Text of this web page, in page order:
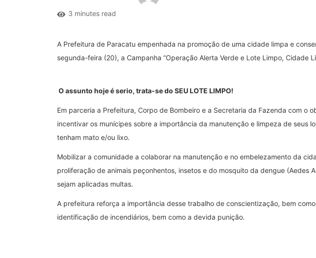
3 minutes read
A Prefeitura de Paracatu empenhada na promoção de uma cidade limpa e
segunda-feira (20), a Campanha “Operação Alerta Verde e Lote Limpo, Cidade
O assunto hoje é serio, trata-se do SEU LOTE LIMPO!
Em parceria a Prefeitura, Corpo de Bombeiro e a Secretaria da Fazenda com o
incentivar os munícipes sobre a importância da manutenção e limpeza de seus
tenham mato e/ou lixo.
Mobilizar a comunidade a colaborar na manutenção e no embelezamento da
proliferação de animais peçonhentos, insetos e do mosquito da dengue (Aedes
sejam aplicadas multas.
A prefeitura reforça a importância desse trabalho de conscientização, bem
identificação de incendiários, bem como a devida punição.